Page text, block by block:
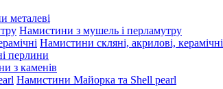
металеві
Намистини з мушель і перламутру
Намистини скляні, акрилові, керамічні
перлини
з каменів
Намистини Майорка та Shell pearl